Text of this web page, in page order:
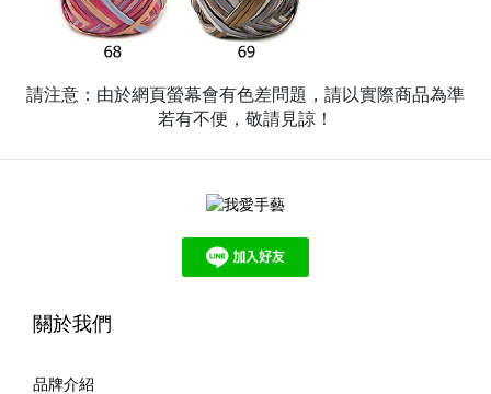
請注意：由於網頁螢幕會有色差問題，請以實際商品為準
若有不便，敬請見諒！
關於我們
品牌介紹